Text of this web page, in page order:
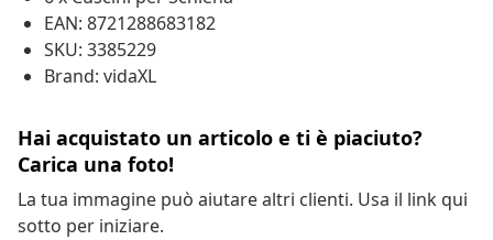
EAN: 8721288683182
SKU: 3385229
Brand: vidaXL
Hai acquistato un articolo e ti è piaciuto?
Carica una foto!
La tua immagine può aiutare altri clienti. Usa il link qui
sotto per iniziare.